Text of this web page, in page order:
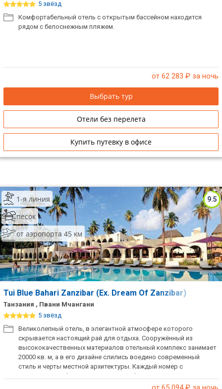
5 звёзд
Комфортабельный отель с открытым бассейном находится
рядом с белоснежным пляжем.
от 62 283 ₽ за ночь
Выбрать тур
Отели без перелета
Купить путевку в офисе
9.5
1-я линия
песок
от аэропорта 45 км
Tui Blue Bahari Zanzibar (Ex. Dream Of Zanzibar)
Танзания , Пвани Мчангани
5 звёзд
Великолепный отель, в элегантной атмосфере которого
скрывается настоящий рай для отдыха. Сооружённый из
высококачественных материалов отельный комплекс занимает
20000 кв. м, а в его дизайне слились воедино современный
стиль и черты местной архитектуры. Каждый номер с
просторной собственной террасой обставлен изысканной